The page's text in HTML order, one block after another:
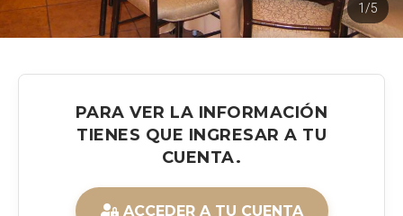
1/5
PARA VER LA INFORMACIÓN
TIENES QUE INGRESAR A TU
CUENTA.
ACCEDER A TU CUENTA